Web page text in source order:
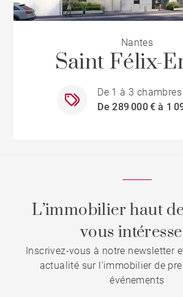
Nantes
Saint Félix-
De 1 à 3 chambres
De 289 000 € à 1
L’immobilier haut
vous
Inscrivez-vous à notre newsletter
actualité sur l'immobilier de
événements